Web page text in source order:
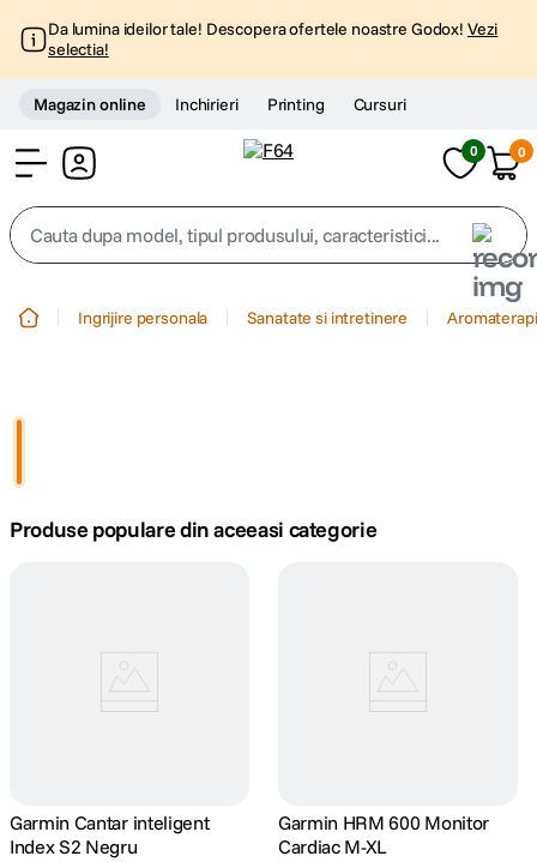
Da lumina ideilor tale! Descopera ofertele noastre Godox! Vezi
selectia!
Magazin online Inchirieri Printing Cursuri
0 0
Cauta dupa model, tipul produsului, caracteristici...
4. peak design
9. dji osmo
Ingrijire personala Sanatate si intretinere
Produse populare din aceeasi categorie
Garmin Cantar inteligent
Index S2 Negru
Garmin HRM 600 Monitor
Cardiac M-XL